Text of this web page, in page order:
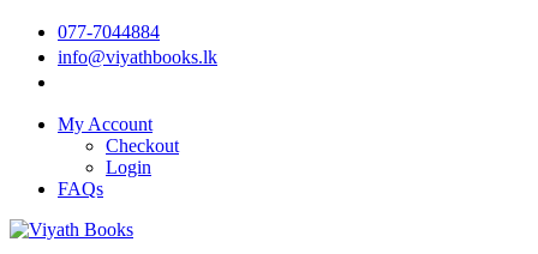
077-7044884
info@viyathbooks.lk
My Account
Checkout
Login
FAQs